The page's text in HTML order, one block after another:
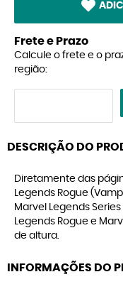
Frete e Prazo
Calcule o frete e o
região:
DESCRIÇÃO DO
Diretamente das
Legends Rogue
Marvel Legends
Legends Rogue e
de altura.
INFORMAÇÕES DO